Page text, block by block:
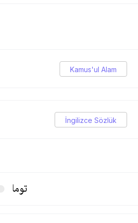
Kamus'ul Alam
İngilizce Sözlük
توما